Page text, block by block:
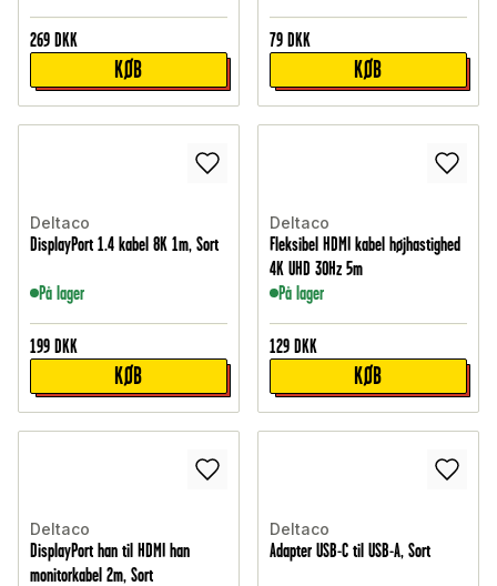
269 DKK
KØB
79 DKK
KØB
Deltaco
DisplayPort 1.4 kabel 8K 1m, Sort
På lager
199 DKK
KØB
Deltaco
Fleksibel HDMI kabel højhastighed
4K UHD 30Hz 5m
På lager
129 DKK
KØB
Deltaco
DisplayPort han til HDMI han
monitorkabel 2m, Sort
Deltaco
Adapter USB-C til USB-A, Sort